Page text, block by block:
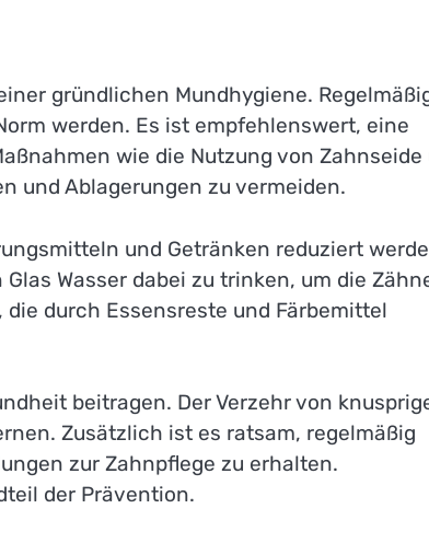
gründlichen Mundhygiene.
werden. Es ist empfehlenswert, eine
wie die Nutzung von Zahnseide
und Ablagerungen zu vermeiden.
und Getränken reduziert
Wasser dabei zu trinken, um die
durch Essensreste und Färbemittel
beitragen. Der Verzehr von
Zusätzlich ist es ratsam, regelmäßig
zur Zahnpflege zu erhalten.
der Prävention.